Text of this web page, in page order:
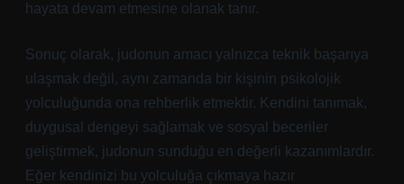
hayata devam etmesine olanak tanır.
Sonuç olarak, judonun amacı yalnızca teknik başarıya
ulaşmak değil, aynı zamanda bir kişinin psikolojik
yolculuğunda ona rehberlik etmektir. Kendini tanımak,
duygusal dengeyi sağlamak ve sosyal beceriler
geliştirmek, judonun sunduğu en değerli kazanımlardır.
Eğer kendinizi bu yolculuğa çıkmaya hazır